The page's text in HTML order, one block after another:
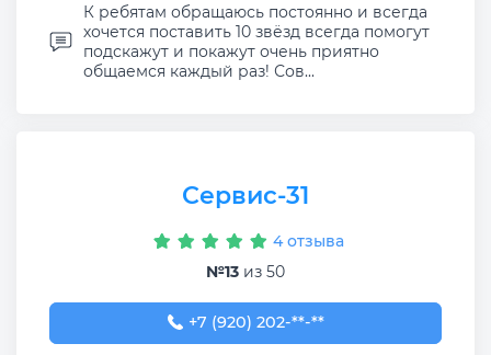
К ребятам обращаюсь постоянно и всегда
хочется поставить 10 звёзд всегда помогут
подскажут и покажут очень приятно
общаемся каждый раз! Сов...
Сервис-31
4 отзыва
№13 из 50
+7 (920) 202-90-02
+7 (920) 202-**-**